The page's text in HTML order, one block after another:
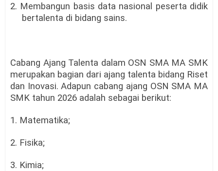
2. Membangun basis data nasional peserta didik
bertalenta di bidang sains.
Cabang Ajang Talenta dalam OSN SMA MA SMK
merupakan bagian dari ajang talenta bidang Riset
dan Inovasi. Adapun cabang ajang OSN SMA MA
SMK tahun 2026 adalah sebagai berikut:
1. Matematika;
2. Fisika;
3. Kimia;